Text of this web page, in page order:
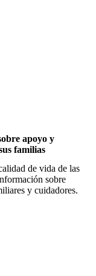
apoyo y
familias
de vida de las
sobre
y cuidadores.